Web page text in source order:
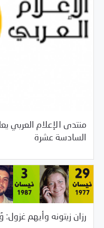
منتدى الإعلام العربي
السادسة عشرة
04/08/2017
رزان زيتونه وأيهم